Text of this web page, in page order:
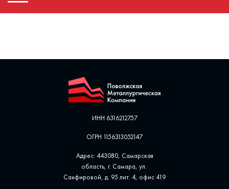
ИНН 6316212757
ОГРН 1156313052147
Адрес: 443080, Самарская
область, г. Самара, ул. ​
Санфировой, д. 95 лит. 4, офис ​419